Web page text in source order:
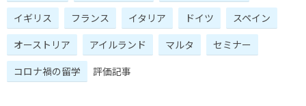
イギリス
フランス イタリア ドイツ
スペイン
オーストリア
アイルランド マルタ
セミナー
コロナ禍の留学
評価記事